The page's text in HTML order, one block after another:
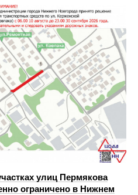
улиц Пермякова
ограничено в Нижнем